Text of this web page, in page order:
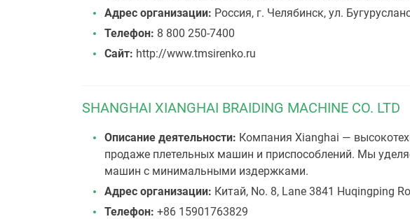
Адрес организации: Россия, г. Челябинск, ул.
Телефон: 8 800 250-7400
Сайт: http://www.tmsirenko.ru
SHANGHAI XIANGHAI BRAIDING MACHINE CO. LTD
Описание деятельности: Компания Xianghai —
продаже плетельных машин и приспособлений. Мы
машин с минимальными издержками.
Адрес организации: Китай, No. 8, Lane 3841 Huqingping
Телефон: +86 15901763829